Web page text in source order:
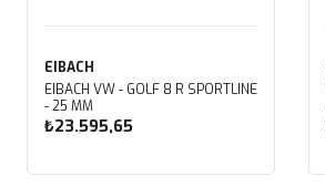
EIBACH
EIBACH VW - GOLF 8 R SPORTLINE
- 25 MM
₺23.595,65